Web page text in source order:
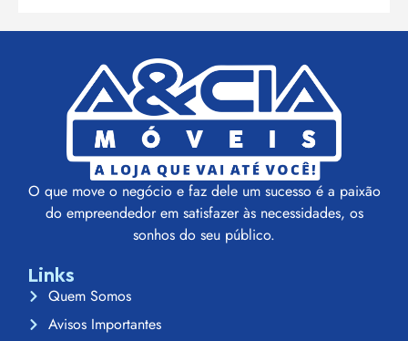
O que move o negócio e faz dele um sucesso é a paixão
do empreendedor em satisfazer às necessidades, os
sonhos do seu público.
Links
Quem Somos
Avisos Importantes